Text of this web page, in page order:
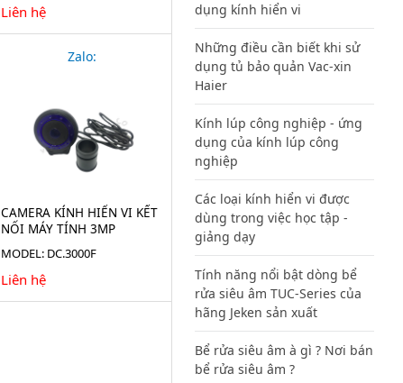
Liên hệ
Zalo:
CAMERA KÍNH HIỂN VI KẾT
NỐI MÁY TÍNH 3MP
MODEL: DC.3000F
Liên hệ
dụng kính hiển vi
Những điều cần biết khi sử
dụng tủ bảo quản Vac-xin
Haier
Kính lúp công nghiệp - ứng
dụng của kính lúp công
nghiệp
Các loại kính hiển vi được
dùng trong việc học tập -
giảng dạy
Tính năng nổi bật dòng bể
rửa siêu âm TUC-Series của
hãng Jeken sản xuất
Bể rửa siêu âm à gì ? Nơi bán
bể rửa siêu âm ?